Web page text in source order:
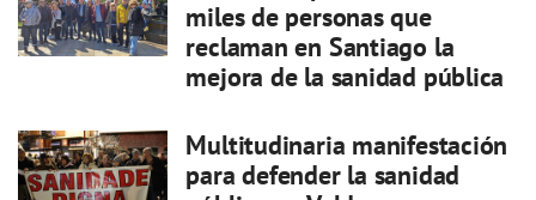
miles de personas que
reclaman en Santiago la
mejora de la sanidad pública
Multitudinaria manifestación
para defender la sanidad